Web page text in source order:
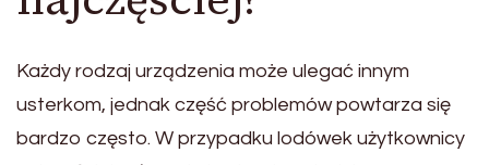
Każdy rodzaj urządzenia może ulegać innym
usterkom, jednak część problemów powtarza się
bardzo często. W przypadku lodówek użytkownicy